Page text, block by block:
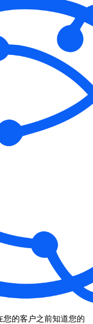
您的客户之前知道您的